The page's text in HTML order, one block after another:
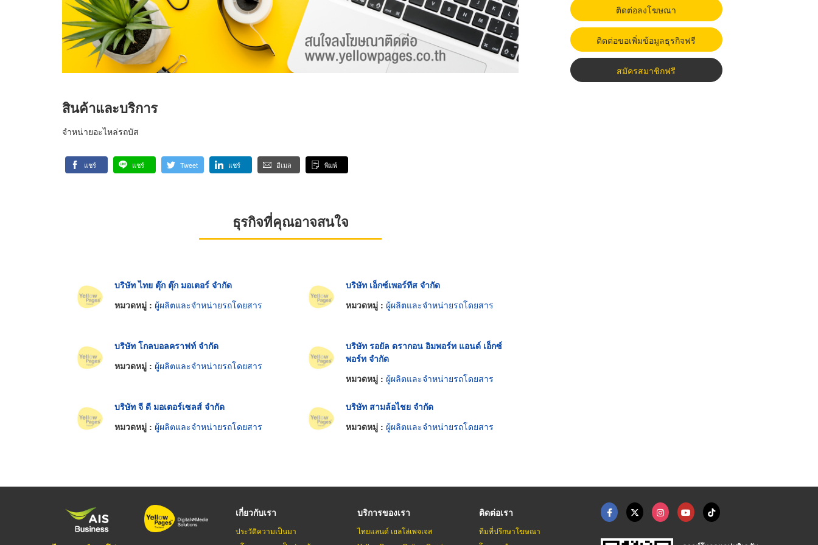
สินค้าและบริการ
จำหน่ายอะไหล่รถบัส
แชร์ แชร์ Tweet แชร์ อีเมล พิมพ์
ธุรกิจที่คุณอาจสนใจ
บริษัท ไทย ตุ๊ก ตุ๊ก มอเตอร์ จำกัด
หมวดหมู่ : ผู้ผลิตและจำหน่ายรถโดยสาร
บริษัท เอ็กซ์เพอร์ทีส จำกัด
หมวดหมู่ : ผู้ผลิตและจำหน่ายรถโดยสาร
บริษัท โกลบอลคราฟท์ จำกัด
หมวดหมู่ : ผู้ผลิตและจำหน่ายรถโดยสาร
บริษัท รอยัล ดรากอน อิมพอร์ท แอนด์ เอ็กซ์
พอร์ท จำกัด
หมวดหมู่ : ผู้ผลิตและจำหน่ายรถโดยสาร
บริษัท จี ดี มอเตอร์เซลส์ จำกัด
หมวดหมู่ : ผู้ผลิตและจำหน่ายรถโดยสาร
บริษัท สามล้อไชย จำกัด
หมวดหมู่ : ผู้ผลิตและจำหน่ายรถโดยสาร
ติดต่อลงโฆษณา
ติดต่อขอเพิ่มข้อมูลธุรกิจฟรี
สมัครสมาชิกฟรี
เกี่ยวกับเรา
ประวัติความเป็นมา
บริการของเรา
ไทยแลนด์ เยลโล่เพจเจส
ติดต่อเรา
ทีมที่ปรึกษาโฆษณา